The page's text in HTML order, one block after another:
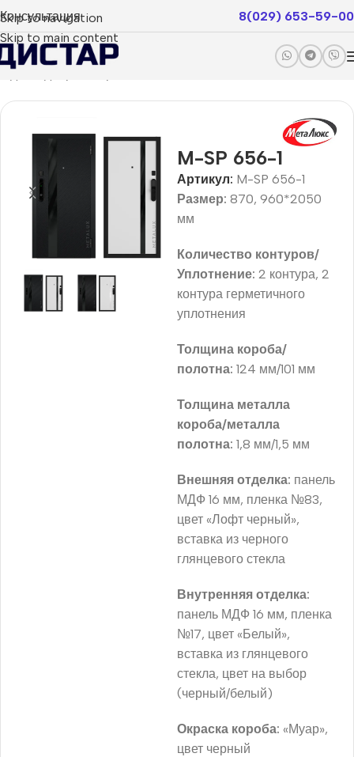
Skip to navigation
Skip to main content
Консультация 8(029) 653-59-00
двери
M-SP 656-1
Артикул: M-SP 656-1
Размер: 870, 960*2050
мм
Количество контуров/
Уплотнение: 2 контура, 2
контура герметичного
уплотнения
Толщина короба/
полотна: 124 мм/101 мм
Толщина металла
короба/металла
полотна: 1,8 мм/1,5 мм
Внешняя отделка: панель
МДФ 16 мм, пленка №83,
цвет «Лофт черный»,
вставка из черного
глянцевого стекла
Внутренняя отделка:
панель МДФ 16 мм, пленка
№17, цвет «Белый»,
вставка из глянцевого
стекла, цвет на выбор
(черный/белый)
Окраска короба: «Муар»,
цвет черный